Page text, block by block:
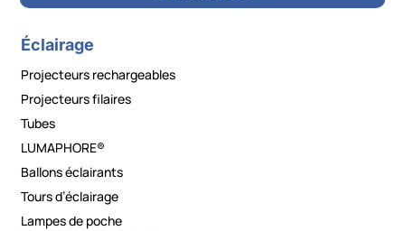
Éclairage
Projecteurs rechargeables
Projecteurs filaires
Tubes
LUMAPHORE®
Ballons éclairants
Tours d’éclairage
Lampes de poche